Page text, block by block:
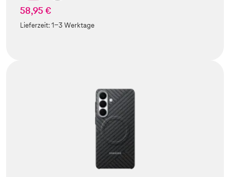
58,95 €
Lieferzeit:1-3 Werktage